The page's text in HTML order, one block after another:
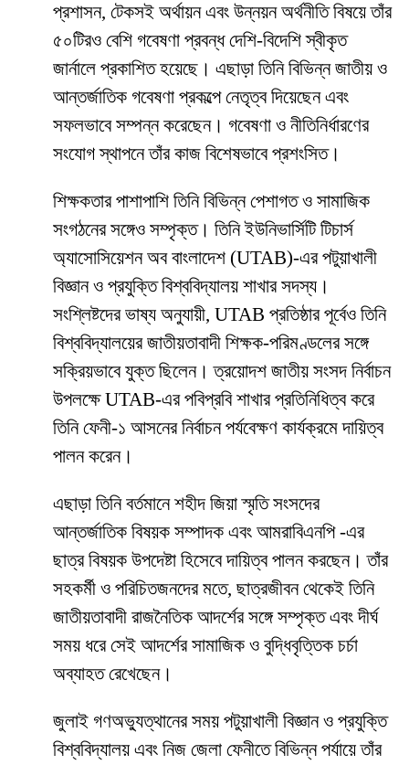
প্রশাসন, টেকসই অর্থায়ন এবং উন্নয়ন অর্থনীতি বিষয়ে তাঁর
৫০টিরও বেশি গবেষণা প্রবন্ধ দেশি-বিদেশি স্বীকৃত
জার্নালে প্রকাশিত হয়েছে। এছাড়া তিনি বিভিন্ন জাতীয় ও
আন্তর্জাতিক গবেষণা প্রকল্পে নেতৃত্ব দিয়েছেন এবং
সফলভাবে সম্পন্ন করেছেন। গবেষণা ও নীতিনির্ধারণের
সংযোগ স্থাপনে তাঁর কাজ বিশেষভাবে প্রশংসিত।
শিক্ষকতার পাশাপাশি তিনি বিভিন্ন পেশাগত ও সামাজিক
সংগঠনের সঙ্গেও সম্পৃক্ত। তিনি ইউনিভার্সিটি টিচার্স
অ্যাসোসিয়েশন অব বাংলাদেশ (UTAB)-এর পটুয়াখালী
বিজ্ঞান ও প্রযুক্তি বিশ্ববিদ্যালয় শাখার সদস্য।
সংশ্লিষ্টদের ভাষ্য অনুযায়ী, UTAB প্রতিষ্ঠার পূর্বেও তিনি
বিশ্ববিদ্যালয়ের জাতীয়তাবাদী শিক্ষক-পরিমণ্ডলের সঙ্গে
সক্রিয়ভাবে যুক্ত ছিলেন। ত্রয়োদশ জাতীয় সংসদ নির্বাচন
উপলক্ষে UTAB-এর পবিপ্রবি শাখার প্রতিনিধিত্ব করে
তিনি ফেনী-১ আসনের নির্বাচন পর্যবেক্ষণ কার্যক্রমে দায়িত্ব
পালন করেন।
এছাড়া তিনি বর্তমানে শহীদ জিয়া স্মৃতি সংসদের
আন্তর্জাতিক বিষয়ক সম্পাদক এবং আমরাবিএনপি -এর
ছাত্র বিষয়ক উপদেষ্টা হিসেবে দায়িত্ব পালন করছেন। তাঁর
সহকর্মী ও পরিচিতজনদের মতে, ছাত্রজীবন থেকেই তিনি
জাতীয়তাবাদী রাজনৈতিক আদর্শের সঙ্গে সম্পৃক্ত এবং দীর্ঘ
সময় ধরে সেই আদর্শের সামাজিক ও বুদ্ধিবৃত্তিক চর্চা
অব্যাহত রেখেছেন।
জুলাই গণঅভ্যুত্থানের সময় পটুয়াখালী বিজ্ঞান ও প্রযুক্তি
বিশ্ববিদ্যালয় এবং নিজ জেলা ফেনীতে বিভিন্ন পর্যায়ে তাঁর